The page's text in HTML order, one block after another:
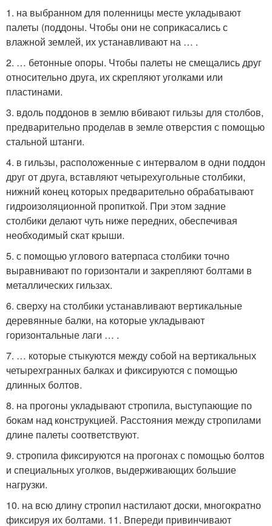
1. на выбранном для поленницы месте укладывают
палеты (поддоны. Чтобы они не соприкасались с
влажной землей, их устанавливают на … .
2. … бетонные опоры. Чтобы палеты не смещались друг
относительно друга, их скрепляют уголками или
пластинами.
3. вдоль поддонов в землю вбивают гильзы для столбов,
предварительно проделав в земле отверстия с помощью
стальной штанги.
4. в гильзы, расположенные с интервалом в одни поддон
друг от друга, вставляют четырехугольные столбики,
нижний конец которых предварительно обрабатывают
гидроизоляционной пропиткой. При этом задние
столбики делают чуть ниже передних, обеспечивая
необходимый скат крыши.
5. с помощью углового ватерпаса столбики точно
выравнивают по горизонтали и закрепляют болтами в
металлических гильзах.
6. сверху на столбики устанавливают вертикальные
деревянные балки, на которые укладывают
горизонтальные лаги … .
7. … которые стыкуются между собой на вертикальных
четырехгранных балках и фиксируются с помощью
длинных болтов.
8. на прогоны укладывают стропила, выступающие по
бокам над конструкцией. Расстояния между стропилами
длине палеты соответствуют.
9. стропила фиксируются на прогонах с помощью болтов
и специальных уголков, выдерживающих большие
нагрузки.
10. на всю длину стропил настилают доски, многократно
фиксируя их болтами. 11. Впереди привинчивают